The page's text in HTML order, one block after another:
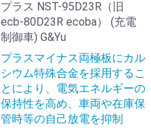
プラス NST-95D23R（旧
ecb-80D23R ecoba） (充電
制御車) G&Yu
プラスマイナス両極板にカル
シウム特殊合金を採用するこ
とにより、電気エネルギーの
保持性を高め、車両や在庫保
管時等の自己放電を抑制